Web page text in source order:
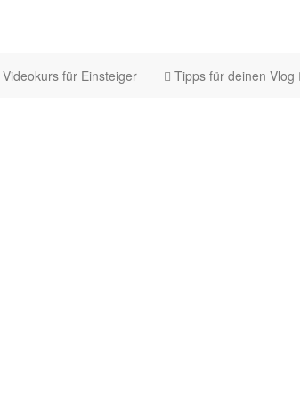
Videokurs für Einsteiger Tipps für deinen Vlog